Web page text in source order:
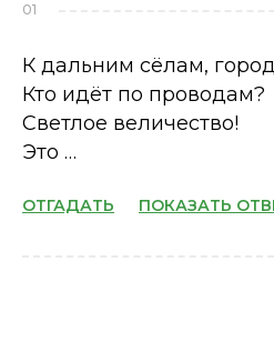
01
К дальним сёлам,
Кто идёт по проводам?
Светлое величество!
Это …
ОТГАДАТЬ ПОКАЗАТЬ